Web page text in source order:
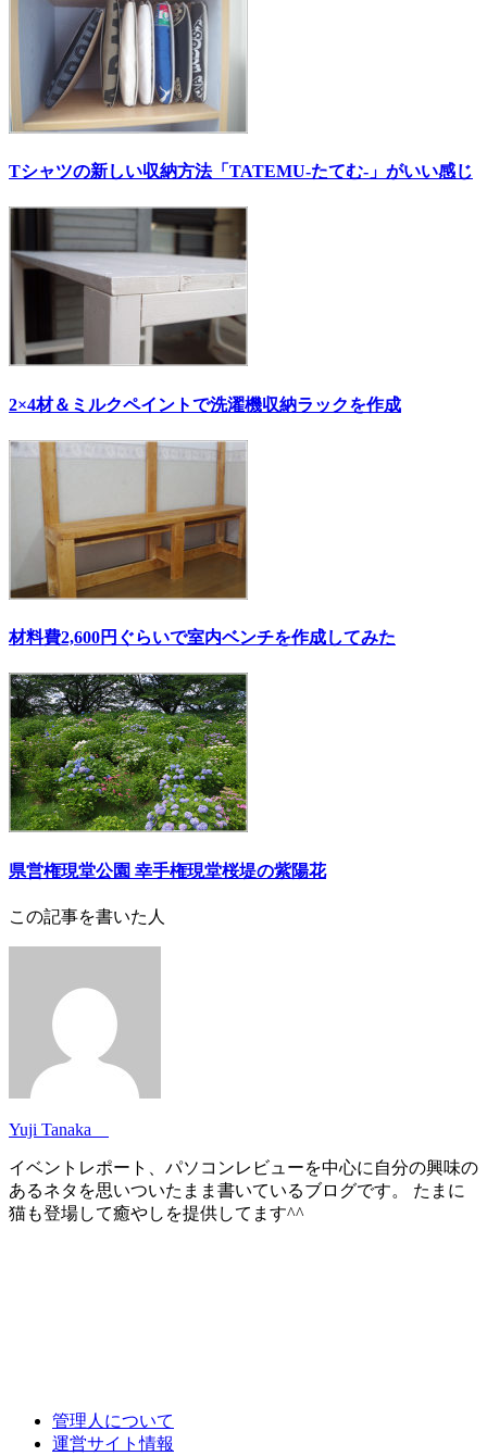
Tシャツの新しい収納方法「TATEMU-たてむ-」がいい感じ
2×4材＆ミルクペイントで洗濯機収納ラックを作成
材料費2,600円ぐらいで室内ベンチを作成してみた
県営権現堂公園 幸手権現堂桜堤の紫陽花
この記事を書いた人
Yuji Tanaka
イベントレポート、パソコンレビューを中心に自分の興味の
あるネタを思いついたまま書いているブログです。 たまに
猫も登場して癒やしを提供してます^^
管理人について
運営サイト情報